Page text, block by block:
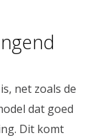
net zoals de
dat goed
Dit komt